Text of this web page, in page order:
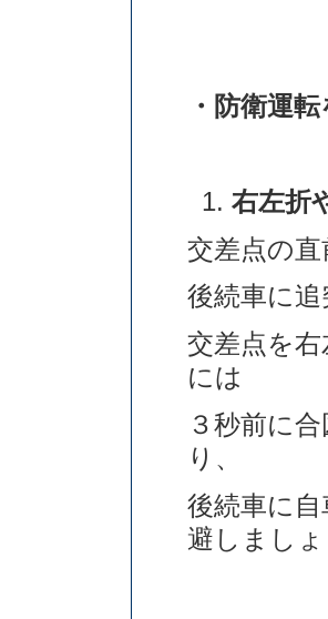
・防衛運
右左折
交差点の
後続車に
交差点を
には
３秒前に
り、
後続車に
避しまし